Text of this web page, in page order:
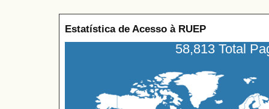
Estatística de Acesso à RUEP
58,813 Total